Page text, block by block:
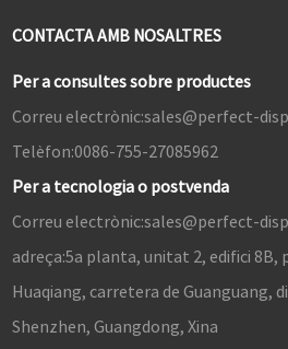
CONTACTA AMB NOSALTRES
Per a consultes sobre productes
Correu electrònic:sales@perfect-
Telèfon:0086-755-27085962
Per a tecnologia o postvenda
Correu electrònic:sales@perfect-
adreça:5a planta, unitat 2, edifici 8B,
Huaqiang, carretera de Guanguang,
Shenzhen, Guangdong, Xina